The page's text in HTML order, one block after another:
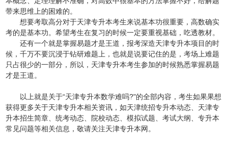
带来思维上的困难的。
想要考取高分对于天津专升本考生来说基本功很重要，高数确实
考的是基本功。希望考生在复习的时候一定要重视基础，吃透教材。
还有一个就是掌握易题才是王道，报考深造天津专升本项目的时
候，千万不要沉浸于钻研难题上，也就是说要记住的是，考场上难题
只占很少的一部分，所以，天津专升本考生参加的时候熟悉掌握易题
才是王道。
以上就是关于“天津专升本数学难吗?"的全部内容，考生如果果想
获得更多关于天津专升本相关资讯，如天津统招专升本动态、天津专
升本招生简章、统考动态、院校动态、模拟试题、考试大纲、专升本
常见问题等相关信息，敬请关注天津专升本网。